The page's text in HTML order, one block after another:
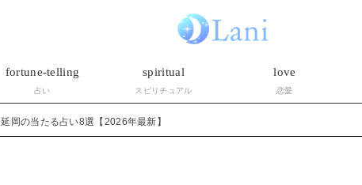
fortune-telling
占い
spiritual
スピリチュアル
love
恋愛
延岡の当たる占い8選【2026年最新】